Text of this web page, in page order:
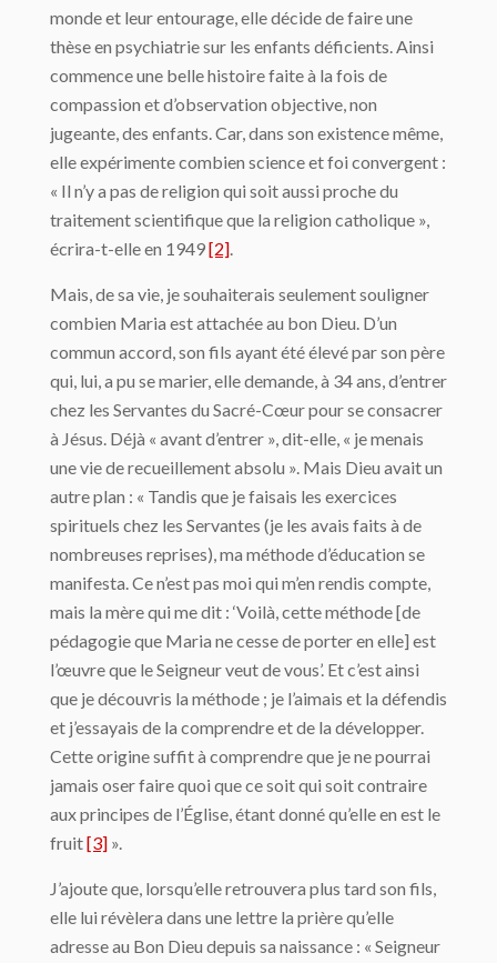
monde et leur entourage, elle décide de faire une
thèse en psychiatrie sur les enfants déficients. Ainsi
commence une belle histoire faite à la fois de
compassion et d’observation objective, non
jugeante, des enfants. Car, dans son existence même,
elle expérimente combien science et foi convergent :
« Il n’y a pas de religion qui soit aussi proche du
traitement scientifique que la religion catholique »,
écrira-t-elle en 1949[2].
Mais, de sa vie, je souhaiterais seulement souligner
combien Maria est attachée au bon Dieu. D’un
commun accord, son fils ayant été élevé par son père
qui, lui, a pu se marier, elle demande, à 34 ans, d’entrer
chez les Servantes du Sacré-Cœur pour se consacrer
à Jésus. Déjà « avant d’entrer », dit-elle, « je menais
une vie de recueillement absolu ». Mais Dieu avait un
autre plan : « Tandis que je faisais les exercices
spirituels chez les Servantes (je les avais faits à de
nombreuses reprises), ma méthode d’éducation se
manifesta. Ce n’est pas moi qui m’en rendis compte,
mais la mère qui me dit : ‘Voilà, cette méthode [de
pédagogie que Maria ne cesse de porter en elle] est
l’œuvre que le Seigneur veut de vous’. Et c’est ainsi
que je découvris la méthode ; je l’aimais et la défendis
et j’essayais de la comprendre et de la développer.
Cette origine suffit à comprendre que je ne pourrai
jamais oser faire quoi que ce soit qui soit contraire
aux principes de l’Église, étant donné qu’elle en est le
fruit[3] ».
J’ajoute que, lorsqu’elle retrouvera plus tard son fils,
elle lui révèlera dans une lettre la prière qu’elle
adresse au Bon Dieu depuis sa naissance : « Seigneur